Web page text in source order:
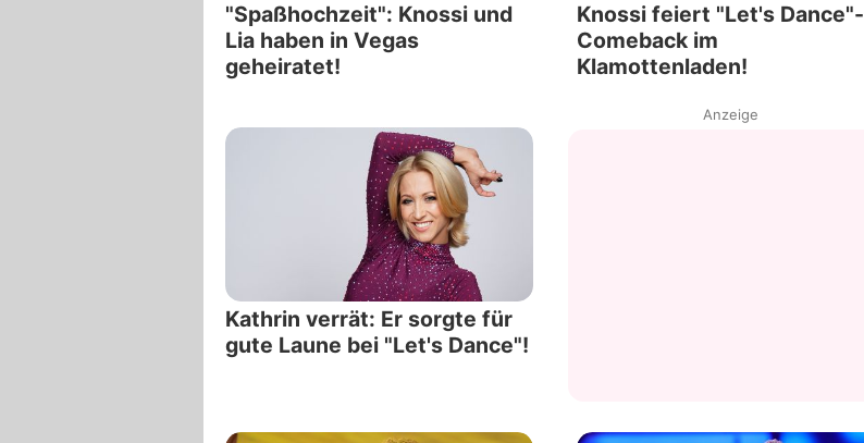
"Spaßhochzeit": Knossi und
Lia haben in Vegas
geheiratet!
Knossi feiert "Let's Dance"-
Comeback im
Klamottenladen!
Kathrin verrät: Er sorgte für
gute Laune bei "Let's Dance"!
Anzeige